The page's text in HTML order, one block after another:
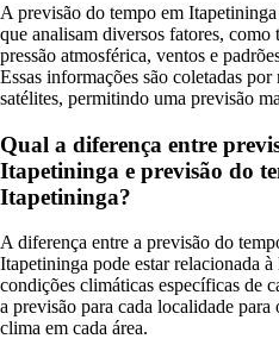
A previsão do tempo em
que analisam diversos fatores, como
pressão atmosférica, ventos e
Essas informações são coletadas
satélites, permitindo uma previsão
Qual a diferença entre
Itapetininga e previsão do
Itapetininga?
A diferença entre a previsão do
Itapetininga pode estar relacionada
condições climáticas específicas de
a previsão para cada localidade
clima em cada área.